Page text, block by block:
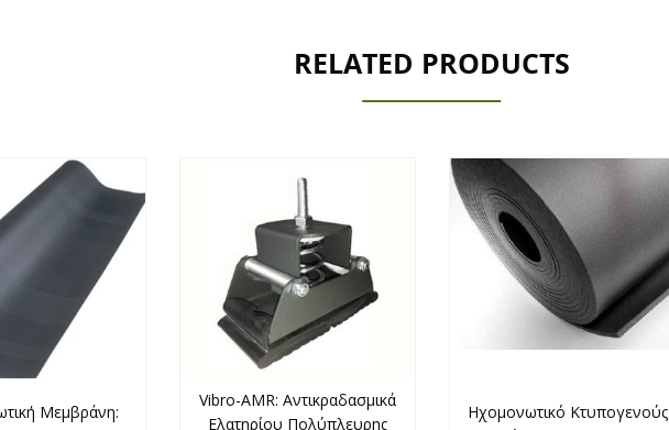
RELATED PRODUCTS
Μεμβράνη:
Vibro-AMR: Αντικραδασμικά
Ελατηρίου Πολύπλευρης
Ηχομονωτικό Κτυπογενούς